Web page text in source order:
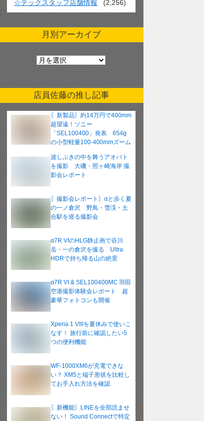
☆テックスタッフ店舗情報 (2,256)
月別アーカイブ
月
別
ア
ー
カ
イ
店員佐藤の推し記事
〖新製品〗約14万円で400mm
超望遠！ソニー
「SEL100400」発表 654g
の小型軽量100-400mmズーム
波しぶきの中を舞うアオバト
を撮影 大磯・照ヶ崎海岸 撮
影会レポート
〖撮影会レポート〗αと歩く夏
の一ノ倉沢 野鳥・雪渓・土
合駅を巡る撮影会
α7R VIのHLG静止画で谷川
岳・一の倉沢を撮る Ultra
HDRで持ち帰る山の絶景
α7R VI & SEL100400MC 羽田
空港撮影体験会レポート 超
豪華フォトコンも開催
Xperia 1 VIIIを夏休みで使いこ
なす！ 旅行前に確認したい5
つの便利機能
WF-1000XM6が充電できな
い？ XM5と端子形状を比較し
てお手入れ方法を確認
〖新機能〗LINEを全部読ませ
ない！ Sound Connectで特定